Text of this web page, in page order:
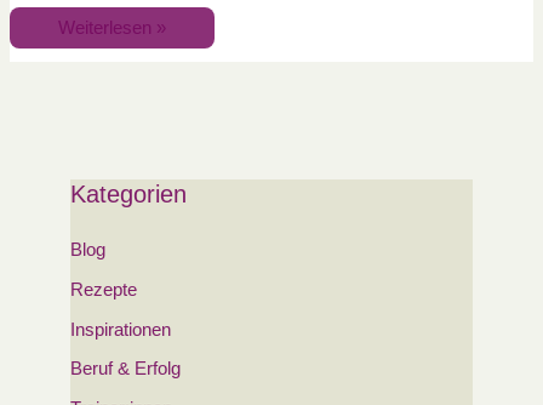
Weiterlesen »
Kategorien
Blog
Rezepte
Inspirationen
Beruf & Erfolg